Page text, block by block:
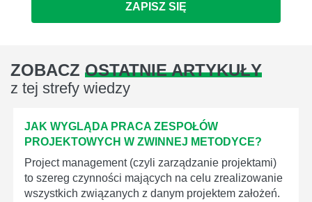
ZAPISZ SIĘ
ZOBACZ OSTATNIE ARTYKUŁY
z tej strefy wiedzy
JAK WYGLĄDA PRACA ZESPOŁÓW
PROJEKTOWYCH W ZWINNEJ METODYCE?
Project management (czyli zarządzanie projektami)
to szereg czynności mających na celu zrealizowanie
wszystkich związanych z danym projektem założeń.